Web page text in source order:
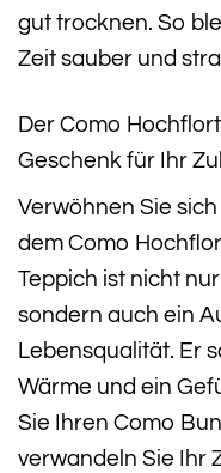
gut trocknen. So
Zeit sauber und
Der Como
Geschenk für Ihr
Verwöhnen Sie
dem Como
Teppich ist nicht
sondern auch ein
Lebensqualität. Er
Wärme und ein
Sie Ihren Como
verwandeln Sie Ihr